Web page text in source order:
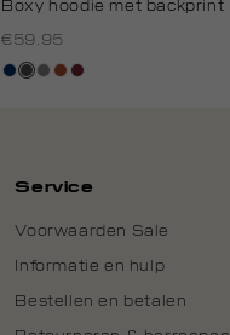
Boxy hoodie met backprint
€59.95
donkerblauw
donkergrijs
middengrijs
bruinbordeaux
Service
Voorwaarden Sale
Informatie en hulp
Bestellen en betalen